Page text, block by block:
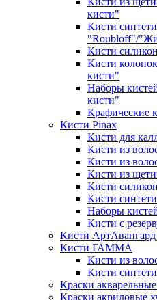
кисти"
Кисти
"Roubloff"/
Кисти
Кисти
кисти"
Наборы
кисти"
Крафические
Кисти Pinax
Кисти для
Кисти из
Кисти из
Кисти из
Кисти
Кисти
Наборы
Кисти с
Кисти
Кисти ГАММА
Кисти из
Кисти
Краски
Краски акриловые